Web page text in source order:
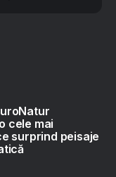
cele mai
surprind peisaje